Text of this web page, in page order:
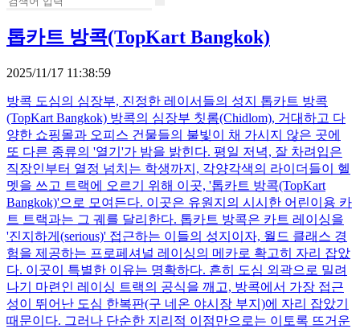
톱카트 방콕(TopKart Bangkok)
2025/11/17 11:38:59
방콕 도심의 심장부, 진정한 레이서들의 성지 톱카트 방콕
(TopKart Bangkok) 방콕의 심장부 칫롬(Chidlom), 거대하고 다
양한 쇼핑몰과 오피스 건물들의 불빛이 채 가시지 않은 곳에
또 다른 종류의 '열기'가 밤을 밝힌다. 평일 저녁, 잘 차려입은
직장인부터 열정 넘치는 학생까지, 각양각색의 라이더들이 헬
멧을 쓰고 트랙에 오르기 위해 이곳, '톱카트 방콕(TopKart
Bangkok)'으로 모여든다. 이곳은 유원지의 시시한 어린이용 카
트 트랙과는 그 궤를 달리한다. 톱카트 방콕은 카트 레이싱을
'진지하게(serious)' 접근하는 이들의 성지이자, 월드 클래스 경
험을 제공하는 프로페셔널 레이싱의 메카로 확고히 자리 잡았
다. 이곳이 특별한 이유는 명확하다. 흔히 도심 외곽으로 밀려
나기 마련인 레이싱 트랙의 공식을 깨고, 방콕에서 가장 접근
성이 뛰어난 도심 한복판(구 네온 야시장 부지)에 자리 잡았기
때문이다. 그러나 단순한 지리적 이점만으로는 이토록 뜨거운